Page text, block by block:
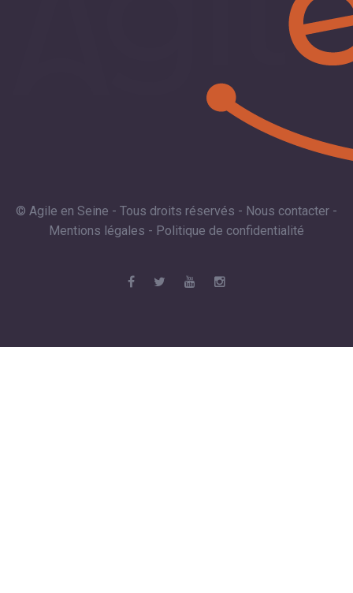
© Agile en Seine - Tous droits réservés - Nous contacter -
Mentions légales - Politique de confidentialité